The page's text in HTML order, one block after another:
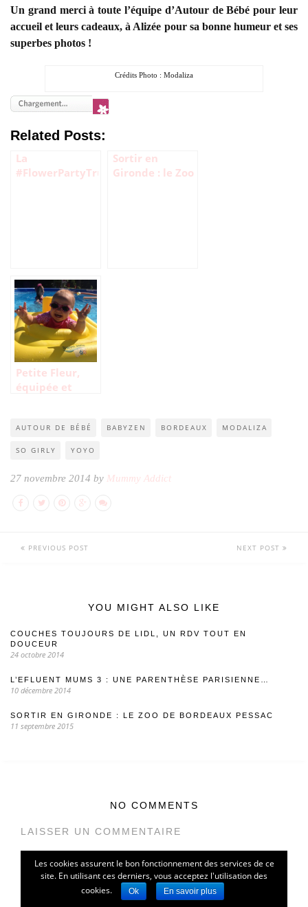
Un grand merci à toute l’équipe d’Autour de Bébé pour leur
accueil et leurs cadeaux, à Alizée pour sa bonne humeur et ses
superbes photos !
Crédits Photo : Modaliza
Related Posts:
La
#FlowerPartyTruffaut
Sortir en
Gironde : le Zoo
Petite Fleur,
équipée et
AUTOUR DE BÉBÉ BABYZEN BORDEAUX MODALIZA
SO GIRLY YOYO
27 novembre 2014 by Mummy Addict
PREVIOUS POST NEXT POST
YOU MIGHT ALSO LIKE
COUCHES TOUJOURS DE LIDL, UN RDV TOUT EN
DOUCEUR
24 octobre 2014
L’EFLUENT MUMS 3 : UNE PARENTHÈSE PARISIENNE…
10 décembre 2014
SORTIR EN GIRONDE : LE ZOO DE BORDEAUX PESSAC
11 septembre 2015
NO COMMENTS
LAISSER UN COMMENTAIRE